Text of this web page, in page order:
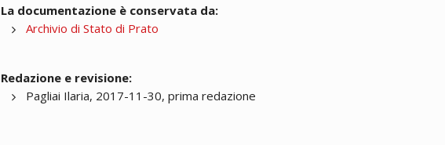
La documentazione è conservata da:
Archivio di Stato di Prato
Redazione e revisione:
Pagliai Ilaria, 2017-11-30, prima redazione